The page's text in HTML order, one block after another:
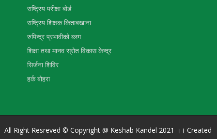
राष्ट्रिय परीक्षा बोर्ड
राष्ट्रिय शिक्षक किताबखाना
रुपिन्द्र प्रभावीको ब्लग
शिक्षा तथा मानव स्रोत विकास केन्द्र
सिर्जना शिविर
हर्क बोहरा
All Right Resreved © Copyright @ Keshab Kandel 2021 ।। Created